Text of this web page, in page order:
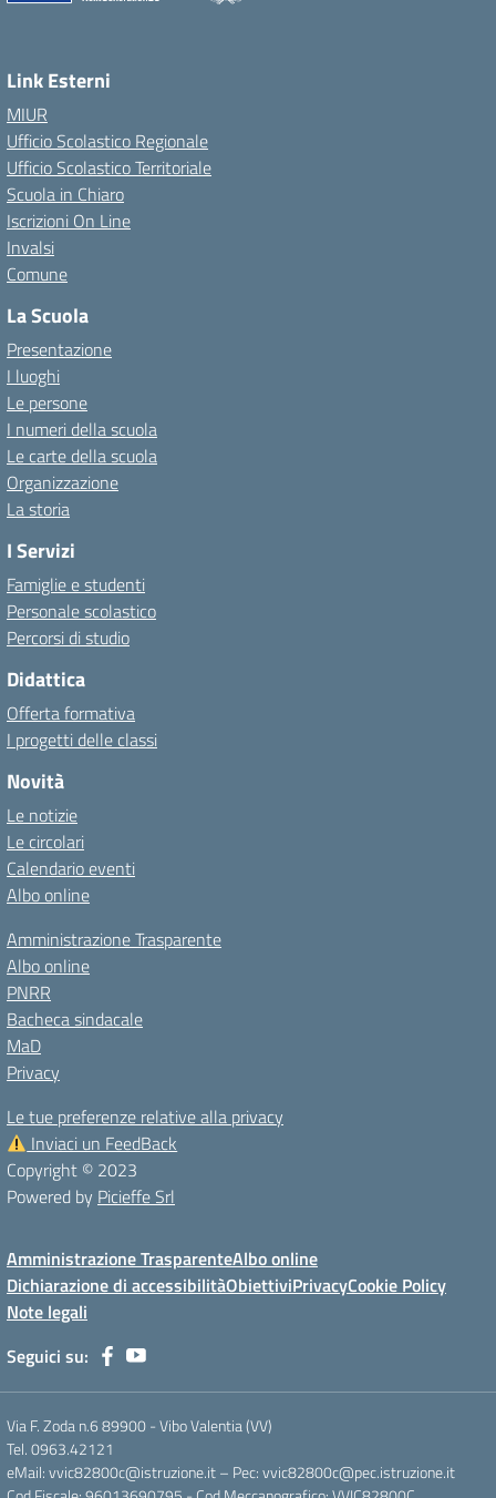
Link Esterni
MIUR
Ufficio Scolastico Regionale
Ufficio Scolastico Territoriale
Scuola in Chiaro
Iscrizioni On Line
Invalsi
Comune
La Scuola
Presentazione
I luoghi
Le persone
I numeri della scuola
Le carte della scuola
Organizzazione
La storia
I Servizi
Famiglie e studenti
Personale scolastico
Percorsi di studio
Didattica
Offerta formativa
I progetti delle classi
Novità
Le notizie
Le circolari
Calendario eventi
Albo online
Amministrazione Trasparente
Albo online
PNRR
Bacheca sindacale
MaD
Privacy
Le tue preferenze relative alla privacy
Inviaci un FeedBack
Copyright © 2023
Powered by Picieffe Srl
Amministrazione TrasparenteAlbo online
Dichiarazione di accessibilitàObiettiviPrivacyCookie Policy
Note legali
Seguici su:
Via F. Zoda n.6 89900 - Vibo Valentia (VV)
Tel. 0963.42121
eMail: vvic82800c@istruzione.it – Pec: vvic82800c@pec.istruzione.it